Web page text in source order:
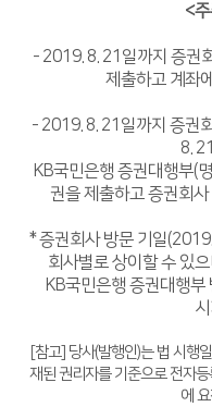
절곡기∨
디버링기
용접기
<
- 2019. 8. 21일까지 증권
제출하고 계좌
- 2019. 8. 21일까지 증권
8.
KB국민은행 증권대행부(
권을 제출하고증권회사
* 증권회사 방문 기일
회사별로 상이할 수 있
KB국민은행 증권대행부
[참고] 당사(발행인)는 법 시행
재된 권리자를 기준으로 전자
에